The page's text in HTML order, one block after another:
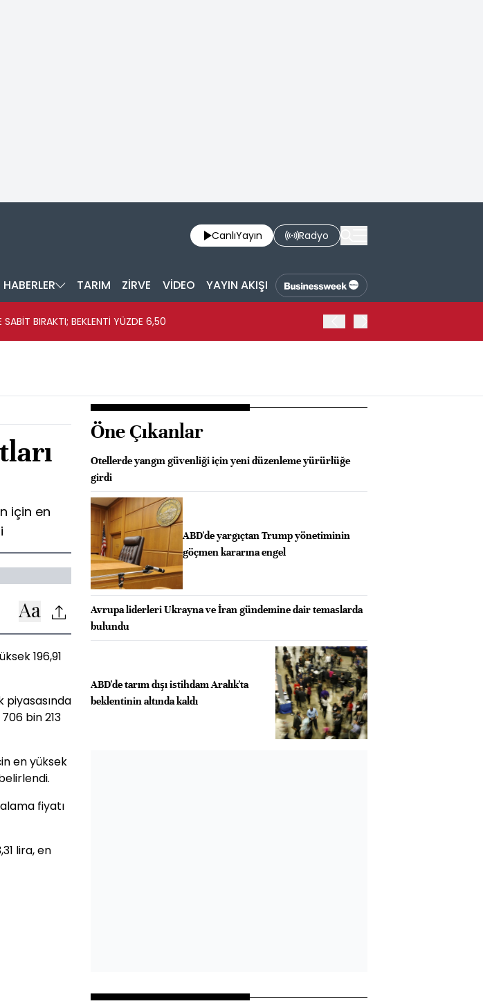
CanlıYayın Radyo
HABERLER TARIM ZİRVE VİDEO YAYIN AKIŞI
BIRAKTI; BEKLENTİ YÜZDE 6,50
için en
196,91
piyasasında
bin 213
en yüksek
fiyatı
lira, en
Öne Çıkanlar
Otellerde yangın güvenliği için yeni düzenleme yürürlüğe
girdi
ABD'de yargıçtan Trump yönetiminin
göçmen kararına engel
Avrupa liderleri Ukrayna ve İran gündemine dair temaslarda
bulundu
ABD'de tarım dışı istihdam Aralık'ta
beklentinin altında kaldı